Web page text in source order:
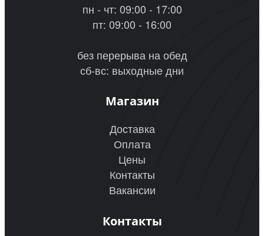
пн - чт: 09:00 - 17:00
пт: 09:00 - 16:00
без перерыва на обед
сб-вс: выходные дни
Магазин
Доставка
Оплата
Цены
Контакты
Вакансии
Контакты